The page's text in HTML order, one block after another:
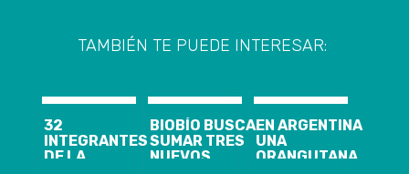
TAMBIÉN TE PUEDE INTERESAR:
32
INTEGRANTES
DE LA
BIOBÍO BUSCA
SUMAR TRES
NUEVOS
EN ARGENTINA
UNA
ORANGUTANA